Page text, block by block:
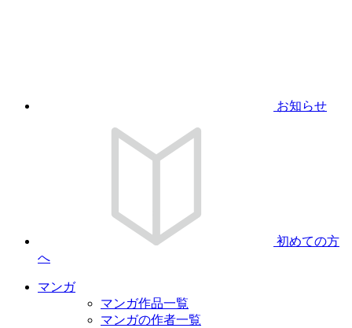
お知らせ
初めての方
へ
マンガ
マンガ作品一覧
マンガの作者一覧